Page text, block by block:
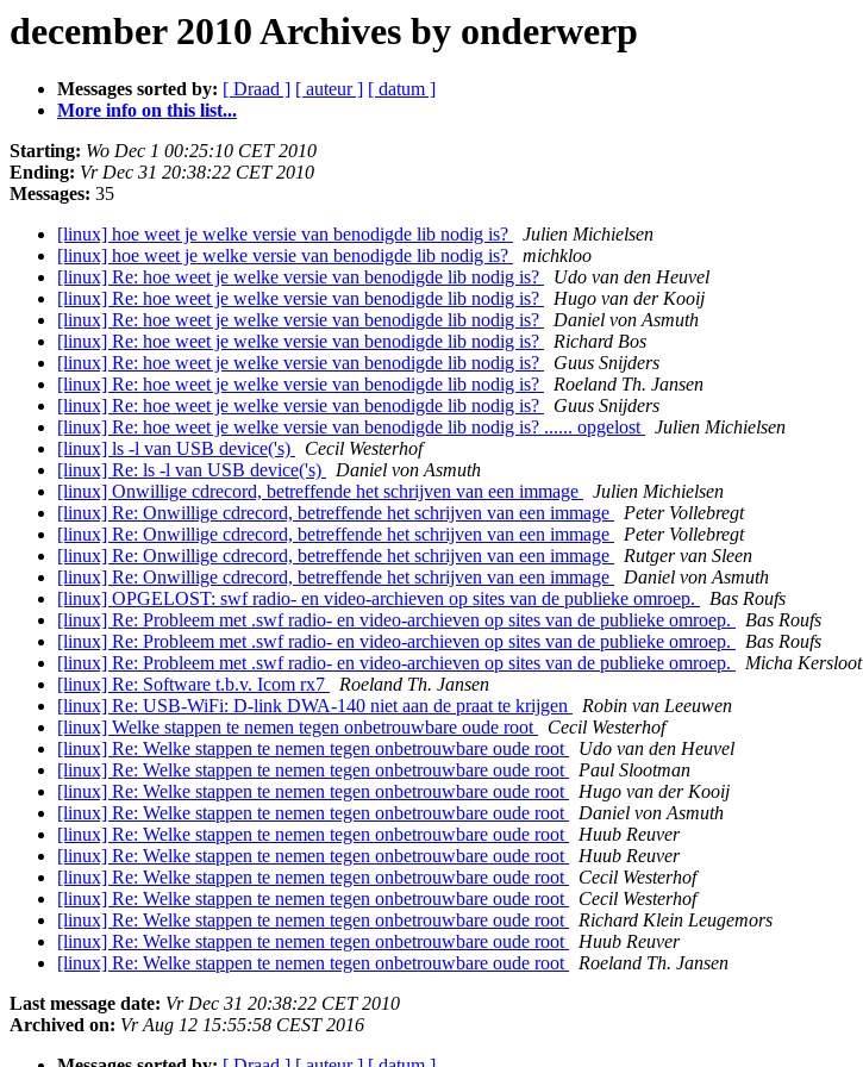
december 2010 Archives by onderwerp
Messages sorted by: [ Draad ] [ auteur ] [ datum ]
More info on this list...
Starting: Wo Dec 1 00:25:10 CET 2010
Ending: Vr Dec 31 20:38:22 CET 2010
Messages: 35
[linux] hoe weet je welke versie van benodigde lib nodig is?
Julien Michielsen
[linux] hoe weet je welke versie van benodigde lib nodig is?
michkloo
[linux] Re: hoe weet je welke versie van benodigde lib nodig is?
Udo van den Heuvel
[linux] Re: hoe weet je welke versie van benodigde lib nodig is?
Hugo van der Kooij
[linux] Re: hoe weet je welke versie van benodigde lib nodig is?
Daniel von Asmuth
[linux] Re: hoe weet je welke versie van benodigde lib nodig is?
Richard Bos
[linux] Re: hoe weet je welke versie van benodigde lib nodig is?
Guus Snijders
[linux] Re: hoe weet je welke versie van benodigde lib nodig is?
Roeland Th. Jansen
[linux] Re: hoe weet je welke versie van benodigde lib nodig is?
Guus Snijders
[linux] Re: hoe weet je welke versie van benodigde lib nodig is? ...... opgelost
Julien Michielsen
[linux] ls -l van USB device('s)
Cecil Westerhof
[linux] Re: ls -l van USB device('s)
Daniel von Asmuth
[linux] Onwillige cdrecord, betreffende het schrijven van een immage
Julien Michielsen
[linux] Re: Onwillige cdrecord, betreffende het schrijven van een immage
Peter Vollebregt
[linux] Re: Onwillige cdrecord, betreffende het schrijven van een immage
Peter Vollebregt
[linux] Re: Onwillige cdrecord, betreffende het schrijven van een immage
Rutger van Sleen
[linux] Re: Onwillige cdrecord, betreffende het schrijven van een immage
Daniel von Asmuth
[linux] OPGELOST: swf radio- en video-archieven op sites van de publieke omroep.
Bas Roufs
[linux] Re: Probleem met .swf radio- en video-archieven op sites van de publieke omroep.
Bas Roufs
[linux] Re: Probleem met .swf radio- en video-archieven op sites van de publieke omroep.
Bas Roufs
[linux] Re: Probleem met .swf radio- en video-archieven op sites van de publieke omroep.
Micha Kersloot
[linux] Re: Software t.b.v. Icom rx7
Roeland Th. Jansen
[linux] Re: USB-WiFi: D-link DWA-140 niet aan de praat te krijgen
Robin van Leeuwen
[linux] Welke stappen te nemen tegen onbetrouwbare oude root
Cecil Westerhof
[linux] Re: Welke stappen te nemen tegen onbetrouwbare oude root
Udo van den Heuvel
[linux] Re: Welke stappen te nemen tegen onbetrouwbare oude root
Paul Slootman
[linux] Re: Welke stappen te nemen tegen onbetrouwbare oude root
Hugo van der Kooij
[linux] Re: Welke stappen te nemen tegen onbetrouwbare oude root
Daniel von Asmuth
[linux] Re: Welke stappen te nemen tegen onbetrouwbare oude root
Huub Reuver
[linux] Re: Welke stappen te nemen tegen onbetrouwbare oude root
Huub Reuver
[linux] Re: Welke stappen te nemen tegen onbetrouwbare oude root
Cecil Westerhof
[linux] Re: Welke stappen te nemen tegen onbetrouwbare oude root
Cecil Westerhof
[linux] Re: Welke stappen te nemen tegen onbetrouwbare oude root
Richard Klein Leugemors
[linux] Re: Welke stappen te nemen tegen onbetrouwbare oude root
Huub Reuver
[linux] Re: Welke stappen te nemen tegen onbetrouwbare oude root
Roeland Th. Jansen
Last message date: Vr Dec 31 20:38:22 CET 2010
Archived on: Vr Aug 12 15:55:58 CEST 2016